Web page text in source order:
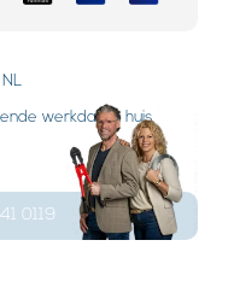
werkdag in huis
0119